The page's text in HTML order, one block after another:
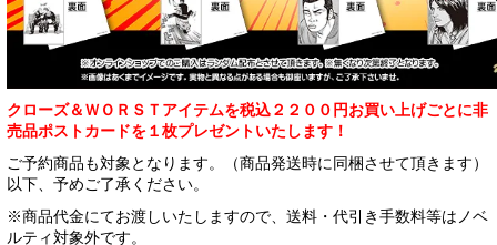
クローズ＆ＷＯＲＳＴアイテムを税込２２００円お買い上げごとに非
売品ポストカードを１枚プレゼントいたします！
ご予約商品も対象となります。（商品発送時に同梱させて頂きます）
以下、予めご了承ください。
※商品代金にてお渡しいたしますので、送料・代引き手数料等はノベ
ルティ対象外です。